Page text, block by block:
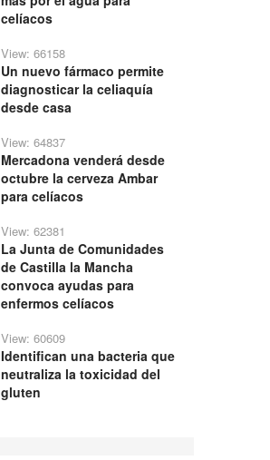
celíacos
View: 66158
Un nuevo fármaco permite
diagnosticar la celiaquía
desde casa
View: 64837
Mercadona venderá desde
octubre la cerveza Ambar
para celíacos
View: 62381
La Junta de Comunidades
de Castilla la Mancha
convoca ayudas para
enfermos celíacos
View: 60609
Identifican una bacteria que
neutraliza la toxicidad del
gluten